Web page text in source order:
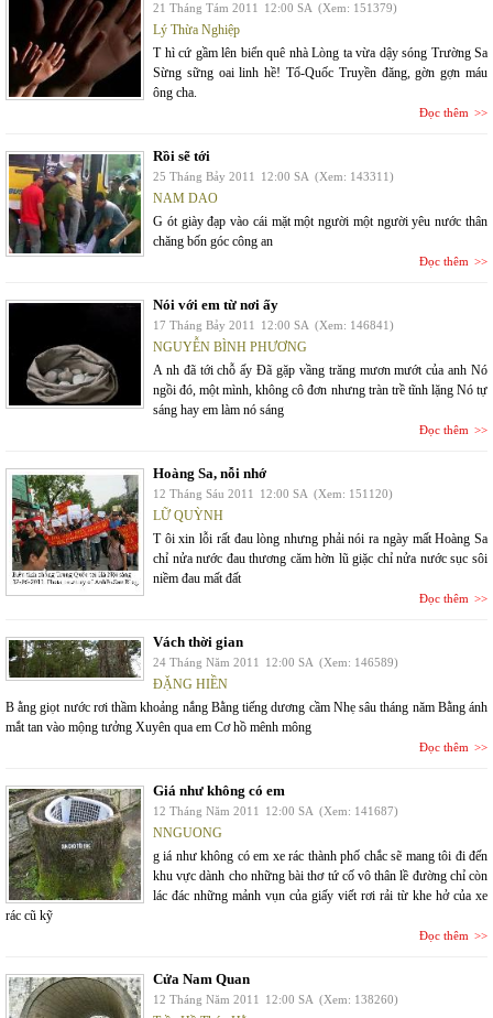
21 Tháng Tám 2011 12:00 SA (Xem: 151379)
Lý Thừa Nghiệp
T hì cứ gầm lên biển quê nhà Lòng ta vừa dậy sóng Trường Sa
Sừng sững oai linh hề! Tổ-Quốc Truyền đăng, gờn gợn máu
ông cha.
Đọc thêm
Rồi sẽ tới
25 Tháng Bảy 2011 12:00 SA (Xem: 143311)
NAM DAO
G ót giày đạp vào cái mặt một người một người yêu nước thân
chăng bốn góc công an
Đọc thêm
Nói với em từ nơi ấy
17 Tháng Bảy 2011 12:00 SA (Xem: 146841)
NGUYỄN BÌNH PHƯƠNG
A nh đã tới chỗ ấy Đã gặp vầng trăng mươn mướt của anh Nó
ngồi đó, một mình, không cô đơn nhưng tràn trề tĩnh lặng Nó tự
sáng hay em làm nó sáng
Đọc thêm
Hoàng Sa, nỗi nhớ
12 Tháng Sáu 2011 12:00 SA (Xem: 151120)
LỮ QUỲNH
T ôi xin lỗi rất đau lòng nhưng phải nói ra ngày mất Hoàng Sa
chỉ nửa nước đau thương căm hờn lũ giặc chỉ nửa nước sục sôi
niềm đau mất đất
Đọc thêm
Vách thời gian
24 Tháng Năm 2011 12:00 SA (Xem: 146589)
ĐẶNG HIỀN
B ằng giọt nước rơi thầm khoảng nắng Bằng tiếng dương cầm Nhẹ sâu tháng năm Bằng ánh
mắt tan vào mộng tưởng Xuyên qua em Cơ hồ mênh mông
Đọc thêm
Giá như không có em
12 Tháng Năm 2011 12:00 SA (Xem: 141687)
NNGUONG
g iá như không có em xe rác thành phố chắc sẽ mang tôi đi đến
khu vực dành cho những bài thơ tứ cố vô thân lề đường chỉ còn
lác đác những mảnh vụn của giấy viết rơi rải từ khe hở của xe
rác cũ kỹ
Đọc thêm
Cửa Nam Quan
12 Tháng Năm 2011 12:00 SA (Xem: 138260)